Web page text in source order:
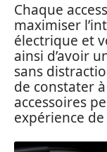
Chaque
maximiser
électrique et
ainsi d’avoir
sans
de constater
accessoires
expérience